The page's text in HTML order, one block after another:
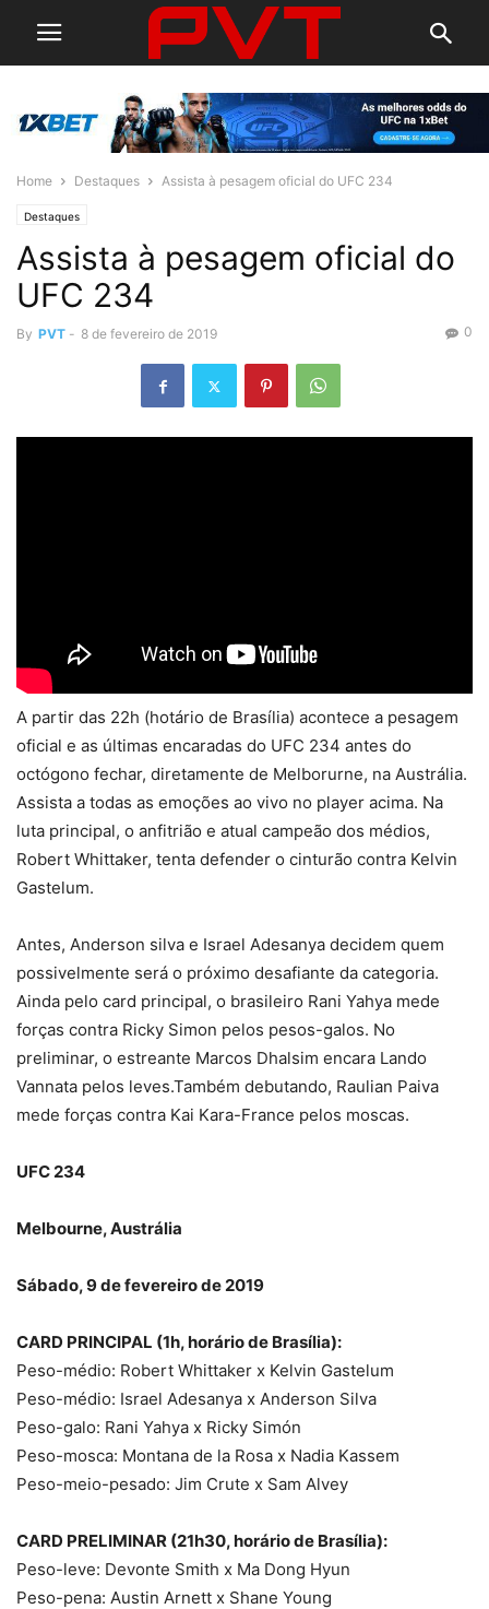
Home Destaques Assista à pesagem oficial do UFC 234
Destaques
Assista à pesagem oficial do
UFC 234
By PVT - 8 de fevereiro de 2019 0
A partir das 22h (hotário de Brasília) acontece a pesagem
oficial e as últimas encaradas do UFC 234 antes do
octógono fechar, diretamente de Melborurne, na Austrália.
Assista a todas as emoções ao vivo no player acima. Na
luta principal, o anfitrião e atual campeão dos médios,
Robert Whittaker, tenta defender o cinturão contra Kelvin
Gastelum.
Antes, Anderson silva e Israel Adesanya decidem quem
possivelmente será o próximo desafiante da categoria.
Ainda pelo card principal, o brasileiro Rani Yahya mede
forças contra Ricky Simon pelos pesos-galos. No
preliminar, o estreante Marcos Dhalsim encara Lando
Vannata pelos leves.Também debutando, Raulian Paiva
mede forças contra Kai Kara-France pelos moscas.
UFC 234
Melbourne, Austrália
Sábado, 9 de fevereiro de 2019
CARD PRINCIPAL (1h, horário de Brasília):
Peso-médio: Robert Whittaker x Kelvin Gastelum
Peso-médio: Israel Adesanya x Anderson Silva
Peso-galo: Rani Yahya x Ricky Simón
Peso-mosca: Montana de la Rosa x Nadia Kassem
Peso-meio-pesado: Jim Crute x Sam Alvey
CARD PRELIMINAR (21h30, horário de Brasília):
Peso-leve: Devonte Smith x Ma Dong Hyun
Peso-pena: Austin Arnett x Shane Young